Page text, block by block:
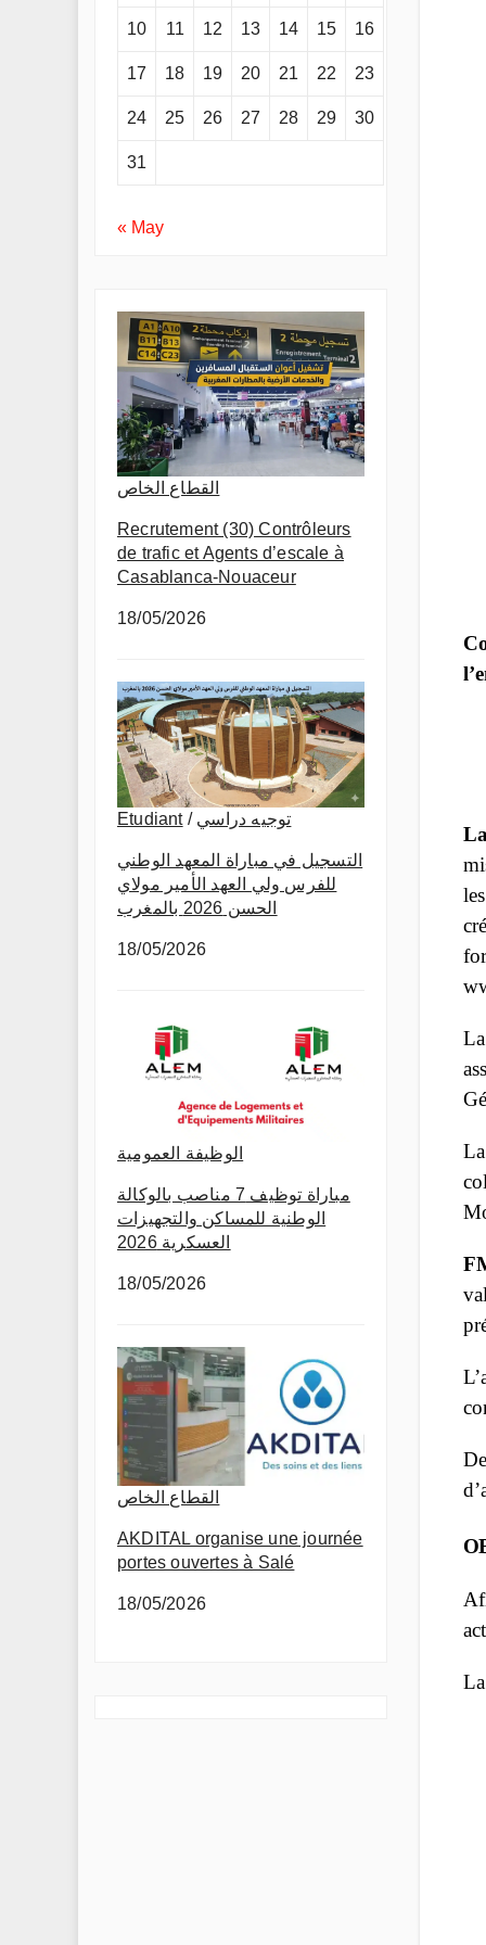
10 11 12 13 14 15 16
17 18 19 20 21 22 23
24 25 26 27 28 29 30
31
« May
القطاع الخاص
Recrutement (30) Contrôleurs
de trafic et Agents d’escale à
Casablanca-Nouaceur
18/05/2026
Etudiant/ توجيه دراسي
التسجيل في مباراة المعهد الوطني
للفرس ولي العهد الأمير مولاي
الحسن 2026 بالمغرب
18/05/2026
الوظيفة العمومية
مباراة توظيف 7 مناصب بالوكالة
الوطنية للمساكن والتجهيزات
العسكرية 2026
18/05/2026
القطاع الخاص
AKDITAL organise une journée
portes ouvertes à Salé
18/05/2026